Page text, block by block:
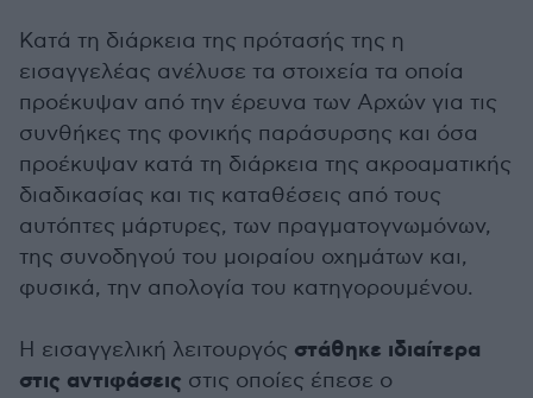
Κατά τη διάρκεια της πρότασής της η
εισαγγελέας ανέλυσε τα στοιχεία τα οποία
προέκυψαν από την έρευνα των Αρχών για τις
συνθήκες της φονικής παράσυρσης και όσα
προέκυψαν κατά τη διάρκεια της ακροαματικής
διαδικασίας και τις καταθέσεις από τους
αυτόπτες μάρτυρες, των πραγματογνωμόνων,
της συνοδηγού του μοιραίου οχημάτων και,
φυσικά, την απολογία του κατηγορουμένου.
Η εισαγγελική λειτουργός στάθηκε ιδιαίτερα
στις αντιφάσεις στις οποίες έπεσε ο